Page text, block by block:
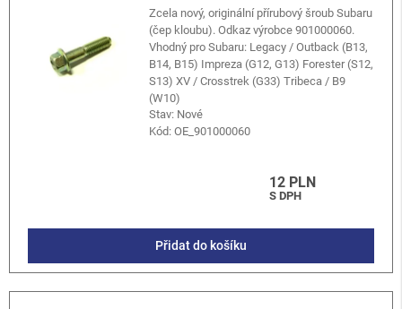
Zcela nový, originální přírubový šroub Subaru
(čep kloubu). Odkaz výrobce 901000060.
Vhodný pro Subaru: Legacy / Outback (B13,
B14, B15) Impreza (G12, G13) Forester (S12,
S13) XV / Crosstrek (G33) Tribeca / B9
(W10)
Stav: Nové
Kód:OE_901000060
12 PLN
S DPH
Přidat do košíku